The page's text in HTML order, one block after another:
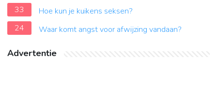
33
Hoe kun je kuikens seksen?
24
Waar komt angst voor afwijzing vandaan?
Advertentie